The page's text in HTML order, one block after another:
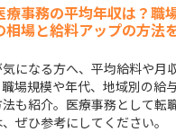
療事務の平均年収は？職
相場と給料アップの方法
になる方へ、平均給料や月
場規模や年代、地域別の給
も紹介。医療事務として転
ぜひ参考にしてください。